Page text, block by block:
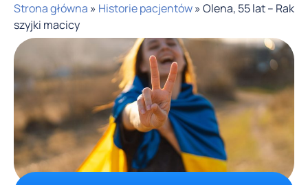
Strona główna » Historie pacjentów»Olena, 55 lat – Rak
szyjki macicy